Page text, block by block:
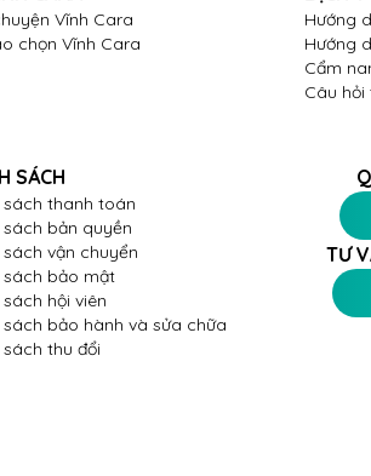
Vĩnh Cara
chọn Vĩnh Cara
Hướng
Hướng
Cẩm
Câu
SÁCH
sách thanh toán
sách bản quyền
sách vận chuyển
sách bảo mật
sách hội viên
sách bảo hành và sửa chữa
sách thu đổi
TƯ